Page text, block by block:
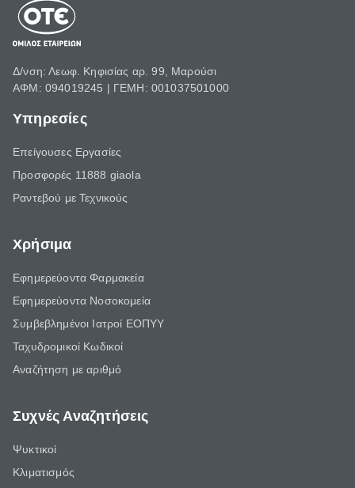
Δ/νση: Λεωφ. Κηφισίας αρ. 99, Μαρούσι
ΑΦΜ: 094019245 | ΓΕΜΗ: 001037501000
Υπηρεσίες
Επείγουσες Εργασίες
Προσφορές 11888 giaola
Ραντεβού με Τεχνικούς
Χρήσιμα
Εφημερεύοντα Φαρμακεία
Εφημερεύοντα Νοσοκομεία
Συμβεβλημένοι Ιατροί ΕΟΠΥΥ
Ταχυδρομικοί Κωδικοί
Αναζήτηση με αριθμό
Συχνές Αναζητήσεις
Ψυκτικοί
Κλιματισμός